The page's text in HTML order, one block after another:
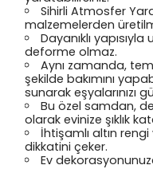
Sihirli Atmosfer
malzemelerden
Dayanıklı
deforme olmaz.
Aynı zamanda,
şekilde bakımını
sunarak eşyalarınızı
Bu özel samdan,
olarak evinize şıklık
İhtişamlı altın
dikkatini çeker.
Ev